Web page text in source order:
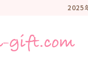
2025